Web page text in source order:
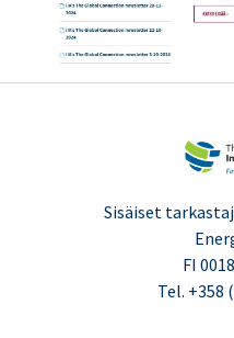
Sisäiset
FI
Tel. +358